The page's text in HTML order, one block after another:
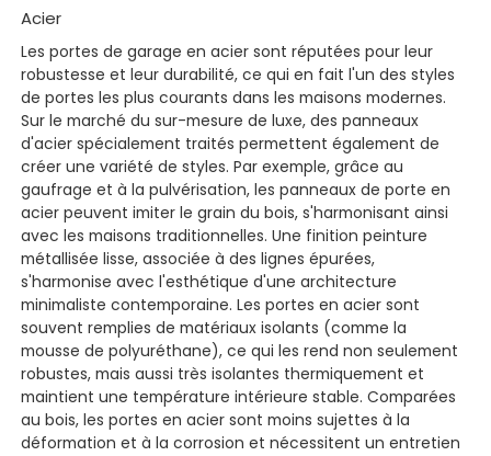
Acier
Les portes de garage en acier sont réputées pour leur
robustesse et leur durabilité, ce qui en fait l'un des styles
de portes les plus courants dans les maisons modernes.
Sur le marché du sur-mesure de luxe, des panneaux
d'acier spécialement traités permettent également de
créer une variété de styles. Par exemple, grâce au
gaufrage et à la pulvérisation, les panneaux de porte en
acier peuvent imiter le grain du bois, s'harmonisant ainsi
avec les maisons traditionnelles. Une finition peinture
métallisée lisse, associée à des lignes épurées,
s'harmonise avec l'esthétique d'une architecture
minimaliste contemporaine. Les portes en acier sont
souvent remplies de matériaux isolants (comme la
mousse de polyuréthane), ce qui les rend non seulement
robustes, mais aussi très isolantes thermiquement et
maintient une température intérieure stable. Comparées
au bois, les portes en acier sont moins sujettes à la
déformation et à la corrosion et nécessitent un entretien